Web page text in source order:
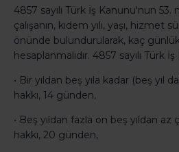
4857 sayılı Türk İş Kanunu'nun
çalışanın, kıdem yılı, yaşı, hizmet
önünde bulundurularak, kaç günlük
hesaplanmalıdır. 4857 sayılı Türk
• Bir yıldan beş yıla kadar (beş yıl
hakkı, 14 günden,
• Beş yıldan fazla on beş yıldan az
hakkı, 20 günden,